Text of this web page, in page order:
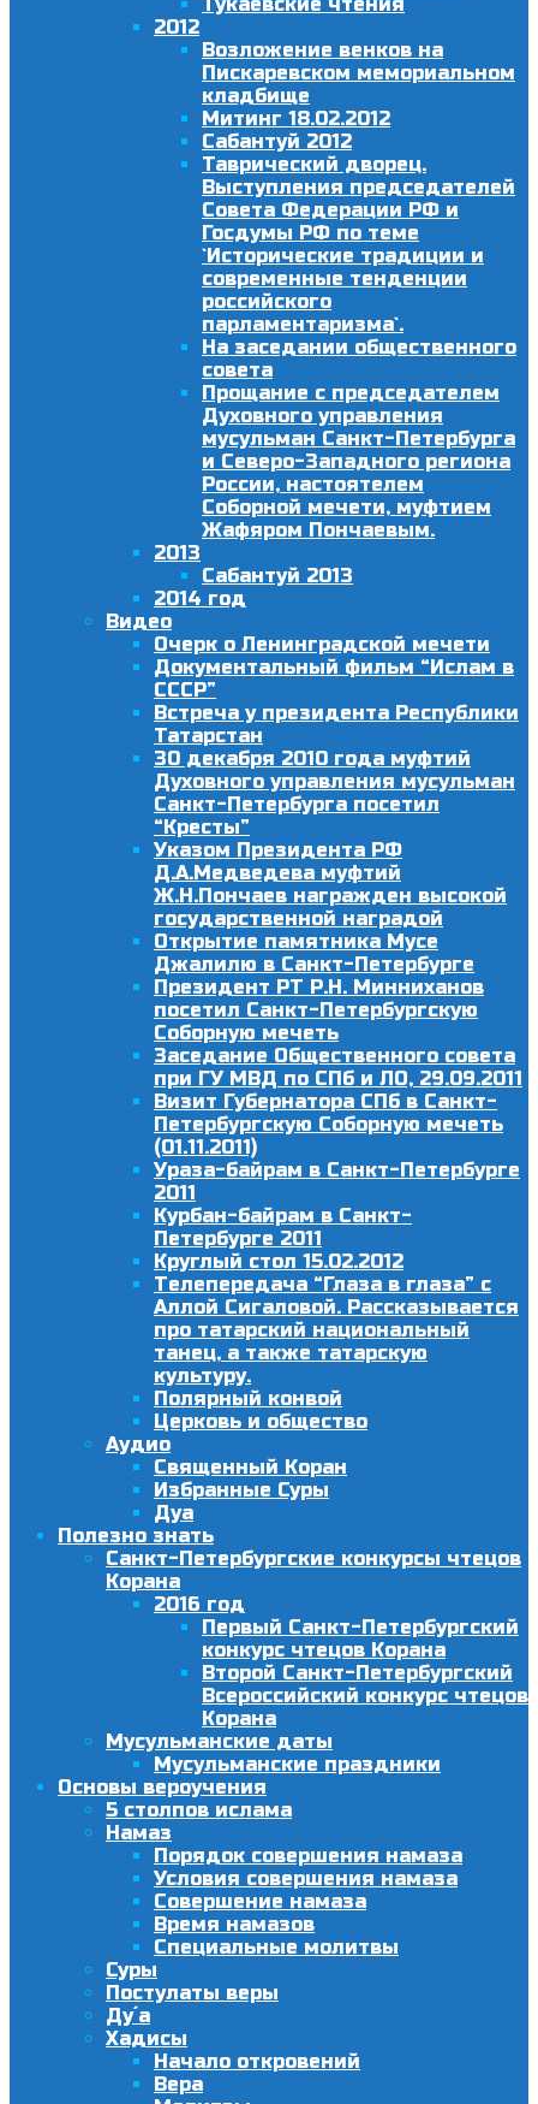
2012
Возложение венков на
Пискаревском мемориальном
кладбище
Митинг 18.02.2012
Сабантуй 2012
Таврический дворец.
Выступления председателей
Совета Федерации РФ и
Госдумы РФ по теме
`Исторические традиции и
современные тенденции
российского
парламентаризма`.
На заседании общественного
совета
Прощание с председателем
Духовного управления
мусульман Санкт-Петербурга
и Северо-Западного региона
России, настоятелем
Соборной мечети, муфтием
Жафяром Пончаевым.
2013
Сабантуй 2013
2014 год
Видео
Очерк о Ленинградской мечети
Документальный фильм “Ислам в
СССР”
Встреча у президента Республики
Татарстан
30 декабря 2010 года муфтий
Духовного управления мусульман
Санкт-Петербурга посетил
“Кресты”
Указом Президента РФ
Д.А.Медведева муфтий
Ж.Н.Пончаев награжден высокой
государственной наградой
Открытие памятника Мусе
Джалилю в Санкт-Петербурге
Президент РТ Р.Н. Минниханов
посетил Санкт-Петербургскую
Соборную мечеть
Заседание Общественного совета
при ГУ МВД по СПб и ЛО, 29.09.2011
Визит Губернатора СПб в Санкт-
Петербургскую Соборную мечеть
(01.11.2011)
Ураза-байрам в Санкт-Петербурге
2011
Курбан-байрам в Санкт-
Петербурге 2011
Круглый стол 15.02.2012
Телепередача “Глаза в глаза” с
Аллой Сигаловой. Рассказывается
про татарский национальный
танец, а также татарскую
культуру.
Полярный конвой
Церковь и общество
Аудио
Священный Коран
Избранные Суры
Дуа
Полезно знать
Санкт-Петербургские конкурсы чтецов
Корана
2016 год
Первый Санкт-Петербургский
конкурс чтецов Корана
Второй Санкт-Петербургский
Всероссийский конкурс чтецов
Корана
Мусульманские даты
Мусульманские праздники
Основы вероучения
5 столпов ислама
Намаз
Порядок совершения намаза
Условия совершения намаза
Совершение намаза
Время намазов
Специальные молитвы
Суры
Постулаты веры
Ду´а
Хадисы
Начало откровений
Вера